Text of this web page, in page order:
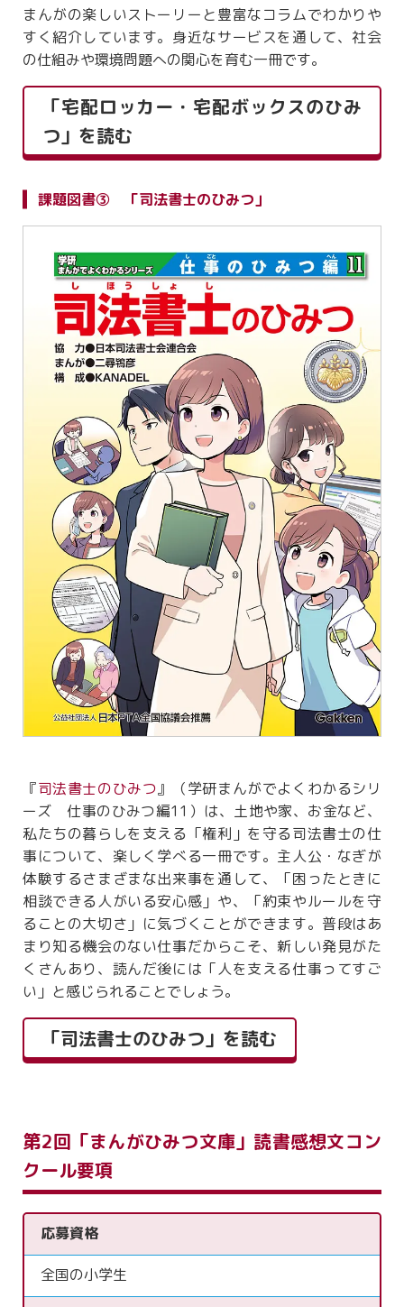
まんがの楽しいストーリーと豊富なコラムでわかりや
すく紹介しています。身近なサービスを通して、社会
の仕組みや環境問題への関心を育む一冊です。
「宅配ロッカー・宅配ボックスのひみ
つ」を読む
課題図書③ 「司法書士のひみつ」
『司法書士のひみつ』（学研まんがでよくわかるシリ
ーズ 仕事のひみつ編11）は、土地や家、お金など、
私たちの暮らしを支える「権利」を守る司法書士の仕
事について、楽しく学べる一冊です。主人公・なぎが
体験するさまざまな出来事を通して、「困ったときに
相談できる人がいる安心感」や、「約束やルールを守
ることの大切さ」に気づくことができます。普段はあ
まり知る機会のない仕事だからこそ、新しい発見がた
くさんあり、読んだ後には「人を支える仕事ってすご
い」と感じられることでしょう。
「司法書士のひみつ」を読む
第2回「まんがひみつ文庫」読書感想文コン
クール要項
応募資格
全国の小学生